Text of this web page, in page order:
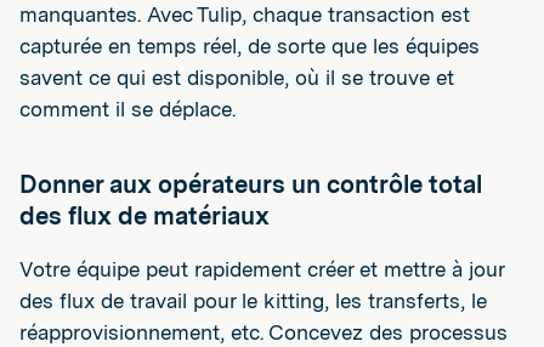
manquantes. Avec Tulip, chaque transaction est
capturée en temps réel, de sorte que les équipes
savent ce qui est disponible, où il se trouve et
comment il se déplace.
Donner aux opérateurs un contrôle total
des flux de matériaux
Votre équipe peut rapidement créer et mettre à jour
des flux de travail pour le kitting, les transferts, le
réapprovisionnement, etc. Concevez des processus